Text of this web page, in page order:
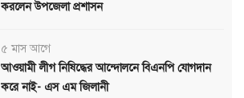
করলেন উপজেলা প্রশাসন
৫ মাস আগে
আওয়ামী লীগ নিষিদ্ধের আন্দোলনে বিএনপি যোগদান
করে নাই- এস এম জিলানী